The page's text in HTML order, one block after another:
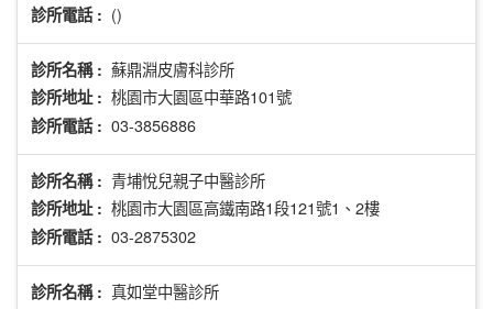
診所電話 : ()
診所名稱 : 蘇鼎淵皮膚科診所
診所地址 : 桃園市大園區中華路101號
診所電話 : 03-3856886
診所名稱 : 青埔悅兒親子中醫診所
診所地址 : 桃園市大園區高鐵南路1段121號1、2樓
診所電話 : 03-2875302
診所名稱 : 真如堂中醫診所